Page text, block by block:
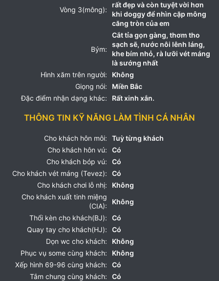
Vòng 3(mông):
rất đẹp và còn tuyệt vời hơn
khi doggy để nhìn cặp mông
căng tròn của em
Bým:
Cắt tỉa gọn gàng, thơm tho
sạch sẽ, nước nôi lênh láng,
khe bím nhỏ, rà lưỡi vét máng
là sướng nhất
Hình xăm trên người:
Không
Giọng nói:
Miền Bắc
Đặc điểm nhận dạng khác:
Rất xinh xắn.
THÔNG TIN KỸ NĂNG LÀM TÌNH CÁ NHÂN
Cho khách hôn môi:
Tuỳ từng khách
Cho khách hôn vú:
Có
Cho khách bóp vú:
Có
Cho khách vét máng (Tevez):
Có
Cho khách chơi lỗ nhị:
Không
Cho khách xuất tinh miệng
(CIA):
Không
Thổi kèn cho khách(BJ):
Có
Quay tay cho khách(HJ):
Có
Dọn wc cho khách:
Không
Phục vụ some cùng khách:
Không
Xếp hình 69-96 cùng khách:
Có
Tắm chung cùng khách:
Có